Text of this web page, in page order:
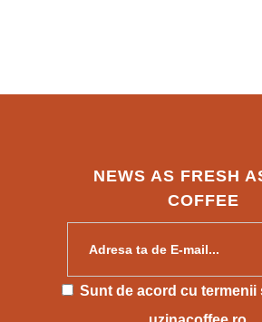
NEWS AS FRESH
COFFEE
Please
Sunt de acord cu termenii